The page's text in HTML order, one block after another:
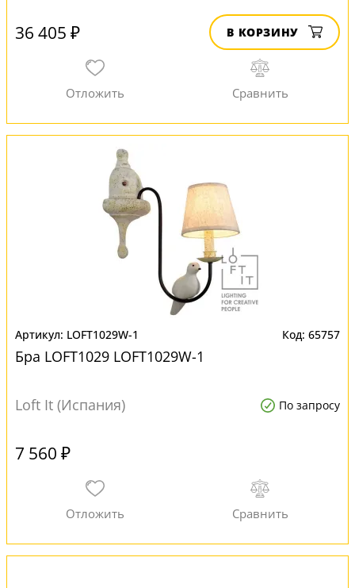
36 405 ₽ В КОРЗИНУ
LOFT1029W-1 65757
Бра LOFT1029 LOFT1029W-1
Loft It (Испания) По запросу
7 560 ₽